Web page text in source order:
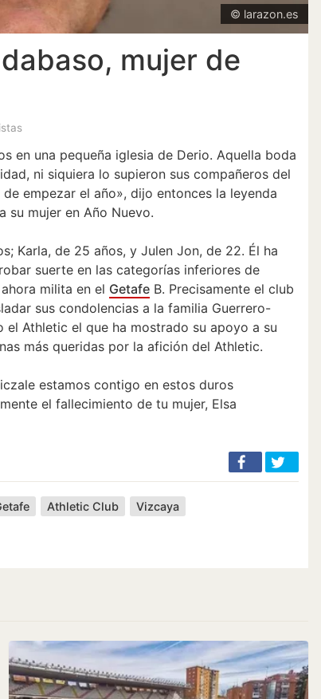
© larazon.es
mujer de
en una pequeña iglesia de Derio. Aquella boda
ni siquiera lo supieron sus compañeros del
empezar el año», dijo entonces la leyenda
su mujer en Año Nuevo.
Karla, de 25 años, y Julen Jon, de 22. Él ha
suerte en las categorías inferiores de
milita en el Getafe B. Precisamente el club
sus condolencias a la familia Guerrero-
el Athletic el que ha mostrado su apoyo a su
más queridas por la afición del Athletic.
estamos contigo en estos duros
el fallecimiento de tu mujer, Elsa
Athletic Club Vizcaya